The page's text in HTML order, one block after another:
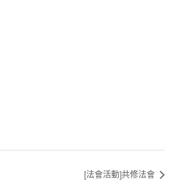
[法會活動]共修法會